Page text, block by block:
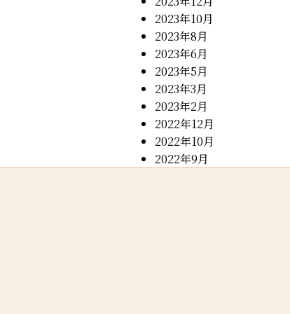
2023年10月
2023年8月
2023年6月
2023年5月
2023年3月
2023年2月
2022年12月
2022年10月
2022年9月